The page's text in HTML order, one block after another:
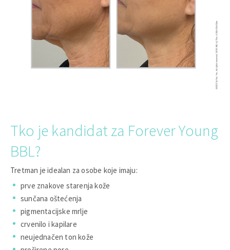
Tko je kandidat za Forever Young
BBL?
Tretman je idealan za osobe koje imaju:
prve znakove starenja kože
sunčana oštećenja
pigmentacijske mrlje
crvenilo i kapilare
neujednačen ton kože